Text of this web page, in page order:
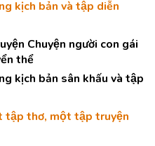
kịch bản và tập diễn
Chuyện người con gái
thể
kịch bản sân khấu và tập
tập thơ, một tập truyện